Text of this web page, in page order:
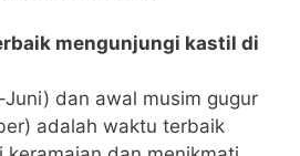
mengunjungi kastil di
dan awal musim gugur
adalah waktu terbaik